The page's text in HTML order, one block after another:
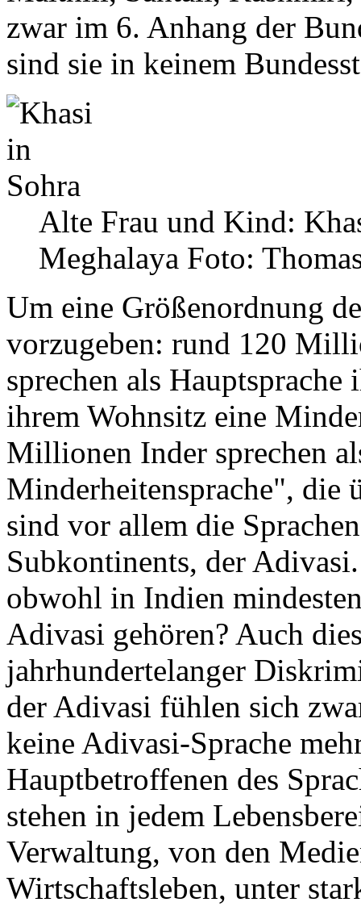
zwar im 6. Anhang der
sind sie in keinem
Alte Frau und Kind:
Meghalaya Foto:
Um eine Größenordnung
vorzugeben: rund 120
sprechen als
ihrem Wohnsitz eine
Millionen Inder sprechen
Minderheitensprache", die
sind vor allem die
Subkontinents, der
obwohl in Indien
Adivasi gehören? Auch
jahrhundertelanger
der Adivasi fühlen sich
keine Adivasi-Sprache
Hauptbetroffenen des
stehen in jedem
Verwaltung, von den
Wirtschaftsleben, unter